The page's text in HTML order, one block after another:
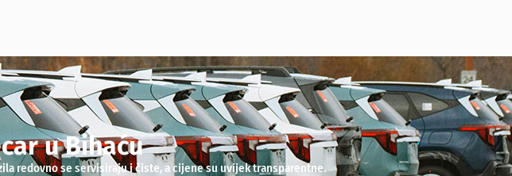
u Bihaću
redovno se servisiraju i čiste, a cijene su uvijek transparentne.